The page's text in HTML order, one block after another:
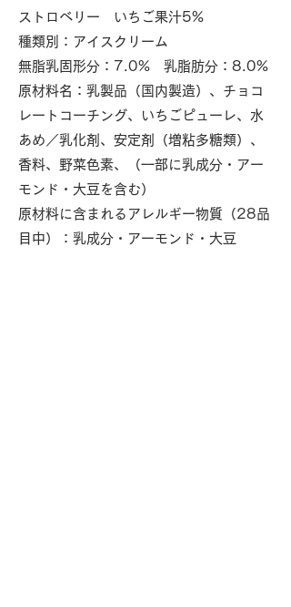
ストロベリー いちご果汁5%
種類別：アイスクリーム
無脂乳固形分：7.0% 乳脂肪分：8.0%
原材料名：乳製品（国内製造）、チョコ
レートコーチング、いちごピューレ、水
あめ／乳化剤、安定剤（増粘多糖類）、
香料、野菜色素、（一部に乳成分・アー
モンド・大豆を含む）
原材料に含まれるアレルギー物質（28品
目中）：乳成分・アーモンド・大豆